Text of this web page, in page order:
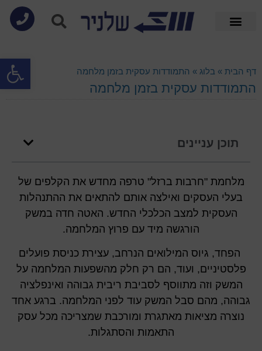
פתח דף הבית » בלוג » התמודדות עסקית בזמן מלחמה
התמודדות עסקית בזמן מלחמה
תוכן עניינים
מלחמת "חרבות ברזל" טרפה מחדש את הקלפים של
בעלי העסקים ואילצה אותם להתאים את ההתנהלות
העסקית למצב הכלכלי החדש. האטה חדה במשק
הורגשה מיד עם פרוץ המלחמה.
הפחד, גיוס המילואים הנרחב, עצירת כניסת פועלים
פלסטיניים, ועוד, הם רק חלק מהשפעות המלחמה על
המשק וזה מתווסף לסביבת ריבית גבוהה ואינפלציה
גבוהה, מהם סבל המשק עוד לפני המלחמה. ברגע אחד
נוצרה מציאות מאתגרת ומורכבת שמצריכה מכל עסק
התאמות והסתגלות.